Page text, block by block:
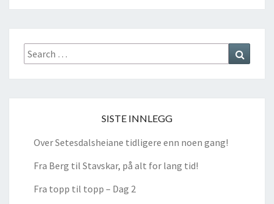
Search
for:
SISTE INNLEGG
Over Setesdalsheiane tidligere enn noen gang!
Fra Berg til Stavskar, på alt for lang tid!
Fra topp til topp – Dag 2